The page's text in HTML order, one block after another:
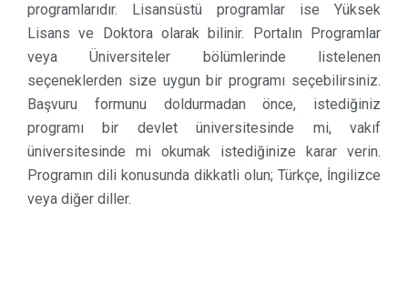
programlarıdır. Lisansüstü programlar ise Yüksek
Lisans ve Doktora olarak bilinir. Portalın Programlar
veya Üniversiteler bölümlerinde listelenen
seçeneklerden size uygun bir programı seçebilirsiniz.
Başvuru formunu doldurmadan önce, istediğiniz
programı bir devlet üniversitesinde mi, vakıf
üniversitesinde mi okumak istediğinize karar verin.
Programın dili konusunda dikkatli olun; Türkçe, İngilizce
veya diğer diller.